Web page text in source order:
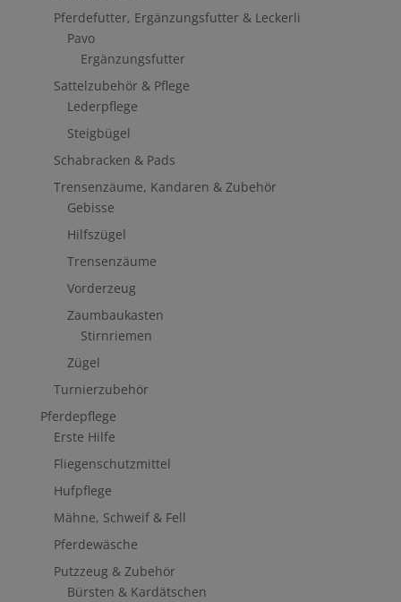
Pferdefutter, Ergänzungsfutter & Leckerli
Pavo
Ergänzungsfutter
Sattelzubehör & Pflege
Lederpflege
Steigbügel
Schabracken & Pads
Trensenzäume, Kandaren & Zubehör
Gebisse
Hilfszügel
Trensenzäume
Vorderzeug
Zaumbaukasten
Stirnriemen
Zügel
Turnierzubehör
Pferdepflege
Erste Hilfe
Fliegenschutzmittel
Hufpflege
Mähne, Schweif & Fell
Pferdewäsche
Putzzeug & Zubehör
Bürsten & Kardätschen